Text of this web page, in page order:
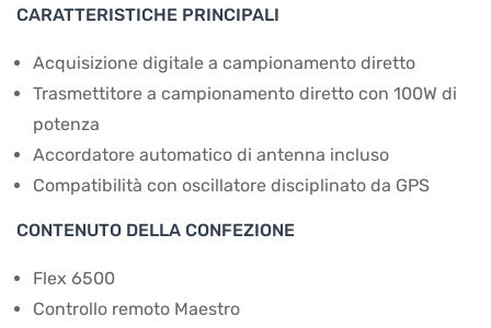
CARATTERISTICHE PRINCIPALI
Acquisizione digitale a campionamento diretto
Trasmettitore a campionamento diretto con 100W di
potenza
Accordatore automatico di antenna incluso
Compatibilità con oscillatore disciplinato da GPS
CONTENUTO DELLA CONFEZIONE
Flex 6500
Controllo remoto Maestro